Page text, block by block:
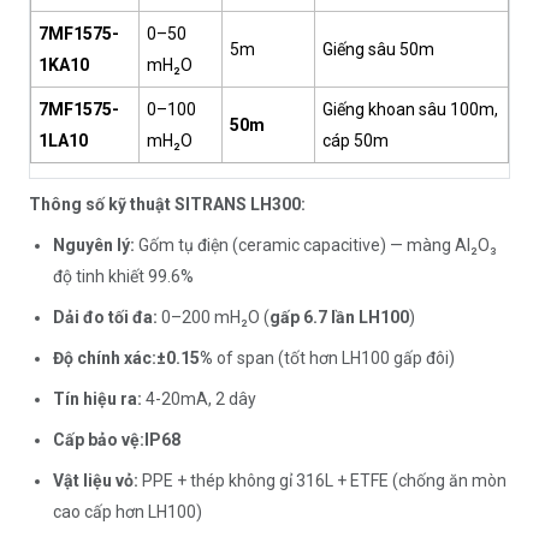
7MF1575-
1KA10
0–50
mH₂O
5m Giếng sâu 50m
7MF1575-
1LA10
0–100
mH₂O
50m
Giếng khoan sâu 100m,
cáp 50m
Thông số kỹ thuật SITRANS LH300:
Nguyên lý: Gốm tụ điện (ceramic capacitive) — màng Al₂O₃
độ tinh khiết 99.6%
Dải đo tối đa: 0–200 mH₂O (gấp 6.7 lần LH100)
Độ chính xác:±0.15% of span (tốt hơn LH100 gấp đôi)
Tín hiệu ra: 4-20mA, 2 dây
Cấp bảo vệ: IP68
Vật liệu vỏ: PPE + thép không gỉ 316L + ETFE (chống ăn mòn
cao cấp hơn LH100)